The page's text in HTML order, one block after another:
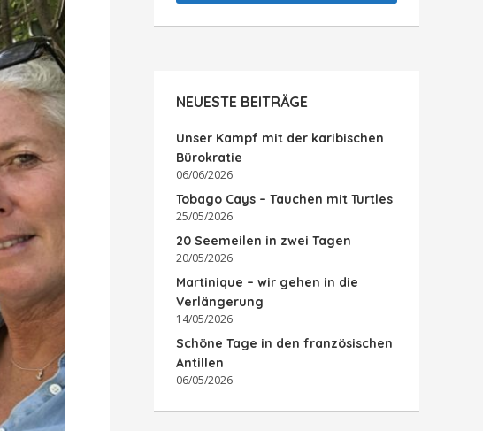
NEUESTE BEITRÄGE
Unser Kampf mit der karibischen
Bürokratie
06/06/2026
Tobago Cays – Tauchen mit Turtles
25/05/2026
20 Seemeilen in zwei Tagen
20/05/2026
Martinique – wir gehen in die
Verlängerung
14/05/2026
Schöne Tage in den französischen
Antillen
06/05/2026